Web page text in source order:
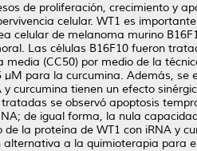
de proliferación, crecimiento y
celular. WT1 es
celular de melanoma murino
Las células B16F10 fueron
(CC50) por medio de la
para la curcumina. Además, se
curcumina tienen un efecto
se observó apoptosis
de igual forma, la nula
la proteína de WT1 con iRNA y
alternativa a la quimioterapia para